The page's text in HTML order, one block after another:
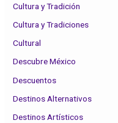
Cultura y Tradición
Cultura y Tradiciones
Cultural
Descubre México
Descuentos
Destinos Alternativos
Destinos Artísticos